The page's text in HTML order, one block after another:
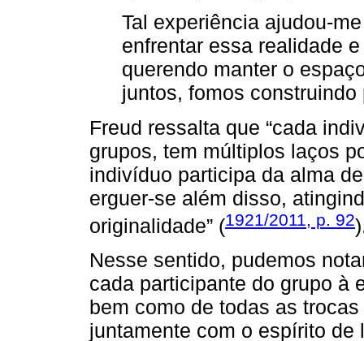
Tal experiência ajudou-
enfrentar essa realidade
querendo manter o
juntos, fomos
Freud ressalta que “cada
grupos, tem múltiplos laços
indivíduo participa da alma
erguer-se além disso,
originalidade” (1921/2011, p. 92
Nesse sentido, pudemos
cada participante do grupo à
bem como de todas as
juntamente com o espírito